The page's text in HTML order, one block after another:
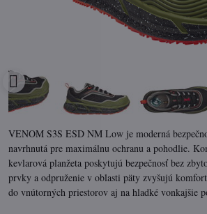
VENOM S3S ESD NM Low je moderná
navrhnutá pre maximálnu ochranu a pohodlie.
kevlarová planžeta poskytujú bezpečnosť bez
prvky a odpruženie v oblasti päty zvyšujú
do vnútorných priestorov aj na hladké vonkajšie